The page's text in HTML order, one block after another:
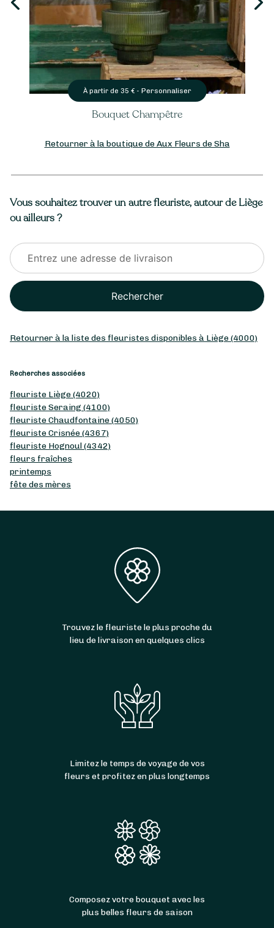
À partir de 35 € - Personnaliser
Bouquet Champêtre
Retourner à la boutique de Aux Fleurs de Sha
Vous souhaitez trouver un autre fleuriste, autour de Liège
ou ailleurs ?
Rechercher
Retourner à la liste des fleuristes disponibles à Liège (4000)
Recherches associées
fleuriste Liège (4020)
fleuriste Seraing (4100)
fleuriste Chaudfontaine (4050)
fleuriste Crisnée (4367)
fleuriste Hognoul (4342)
fleurs fraîches
printemps
fête des mères
Trouvez le fleuriste le plus proche du
lieu de livraison en quelques clics
Limitez le temps de voyage de vos
fleurs et profitez en plus longtemps
Composez votre bouquet avec les
plus belles fleurs de saison